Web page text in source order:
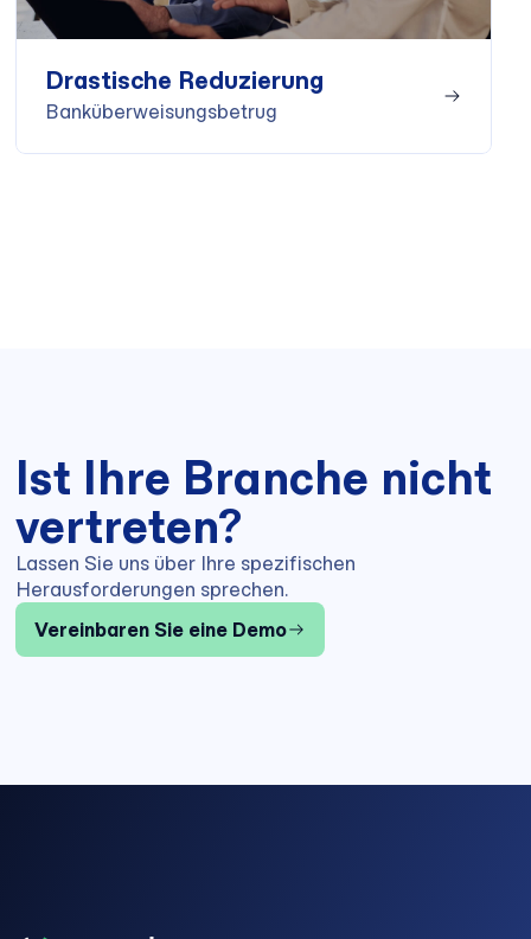
Drastische Reduzierung
Banküberweisungsbetrug
Ist Ihre Branche nicht
vertreten?
Lassen Sie uns über Ihre spezifischen
Herausforderungen sprechen.
Vereinbaren Sie eine Demo